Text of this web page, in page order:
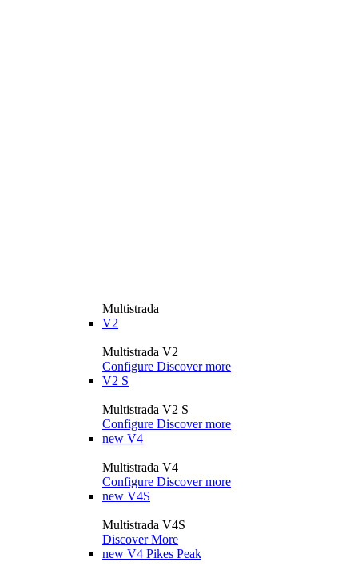
Multistrada
V2
Multistrada V2
Configure Discover more
V2 S
Multistrada V2 S
Configure Discover more
new V4
Multistrada V4
Configure Discover more
new V4S
Multistrada V4S
Discover More
new V4 Pikes Peak